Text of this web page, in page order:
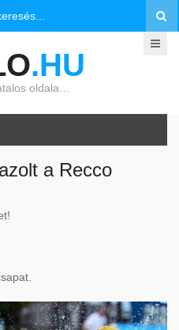
.HU
oldala…
a Recco